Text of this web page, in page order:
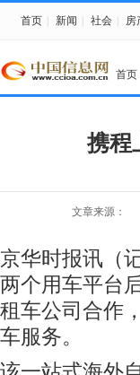
首页 新闻 社会 房
首页
携程
文章来源：
京华时报讯（
两个用车平台
租车公司合作
车服务。